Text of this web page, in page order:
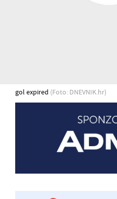
gol expired (Foto: DNEVNIK.hr)